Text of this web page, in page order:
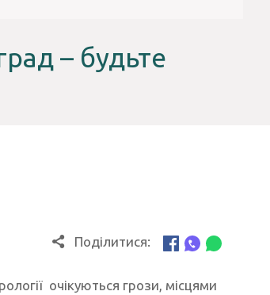
– будьте
Поділитися:
очікуються грози, місцями